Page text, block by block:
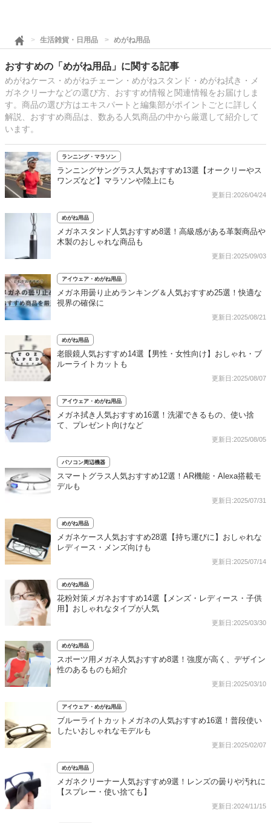
生活雑貨・日用品 めがね用品
おすすめの「めがね用品」に関する記事
めがねケース・めがねチェーン・めがねスタンド・めがね拭き・メ
ガネクリーナなどの選び方、おすすめ情報と関連情報をお届けしま
す。商品の選び方はエキスパートと編集部がポイントごとに詳しく
解説、おすすめ商品は、数ある人気商品の中から厳選して紹介して
います。
ランニング・マラソン
ランニングサングラス人気おすすめ13選【オークリーやス
ワンズなど】マラソンや陸上にも
更新日:2026/04/24
めがね用品
メガネスタンド人気おすすめ8選！高級感がある革製商品や
木製のおしゃれな商品も
更新日:2025/09/03
アイウェア・めがね用品
メガネ用曇り止めランキング＆人気おすすめ25選！快適な
視界の確保に
更新日:2025/08/21
めがね用品
老眼鏡人気おすすめ14選【男性・女性向け】おしゃれ・ブ
ルーライトカットも
更新日:2025/08/07
アイウェア・めがね用品
メガネ拭き人気おすすめ16選！洗濯できるもの、使い捨
て、プレゼント向けなど
更新日:2025/08/05
パソコン周辺機器
スマートグラス人気おすすめ12選！AR機能・Alexa搭載モ
デルも
更新日:2025/07/31
めがね用品
メガネケース人気おすすめ28選【持ち運びに】おしゃれな
レディース・メンズ向けも
更新日:2025/07/14
めがね用品
花粉対策メガネおすすめ14選【メンズ・レディース・子供
用】おしゃれなタイプが人気
更新日:2025/03/30
めがね用品
スポーツ用メガネ人気おすすめ8選！強度が高く、デザイン
性のあるものも紹介
更新日:2025/03/10
アイウェア・めがね用品
ブルーライトカットメガネの人気おすすめ16選！普段使い
したいおしゃれなモデルも
更新日:2025/02/07
めがね用品
メガネクリーナー人気おすすめ9選！レンズの曇りや汚れに
【スプレー・使い捨ても】
更新日:2024/11/15